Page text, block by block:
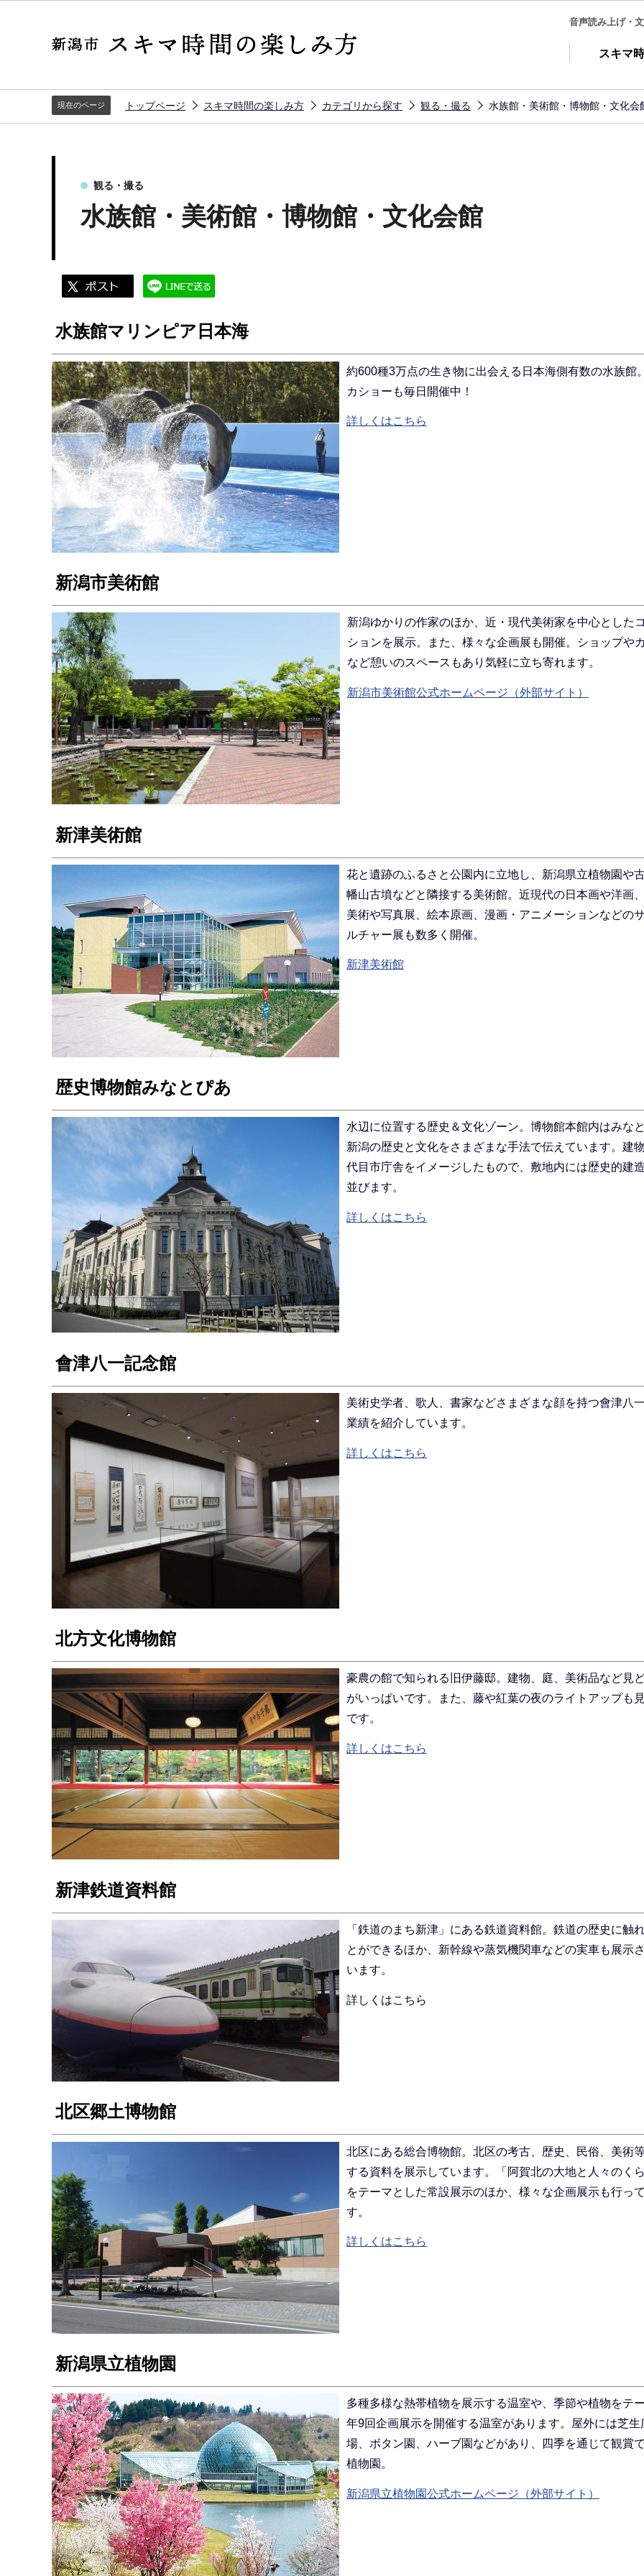
ジ
音声読み上げ・
スキマ
現在のページ トップページ スキマ時間の楽しみ方 カテゴリから探す 観る・撮る 水族館・美術館・博物館・文化会
観る・撮る
水族館・美術館・博物館・文化会館
水族館マリンピア日本海
約600種3万点の生き物に出会える日本海側有数の水族館
カショーも毎日開催中！
詳しくはこちら
新潟市美術館
新潟ゆかりの作家のほか、近・現代美術家を中心とした
ションを展示。また、様々な企画展も開催。ショップや
など憩いのスペースもあり気軽に立ち寄れます。
新潟市美術館公式ホームページ（外部サイト）
新津美術館
花と遺跡のふるさと公園内に立地し、新潟県立植物園や
幡山古墳などと隣接する美術館。近現代の日本画や洋画
美術や写真展、絵本原画、漫画・アニメーションなどの
ルチャー展も数多く開催。
新津美術館
歴史博物館みなとぴあ
水辺に位置する歴史＆文化ゾーン。博物館本館内はみな
新潟の歴史と文化をさまざまな手法で伝えています。建
代目市庁舎をイメージしたもので、敷地内には歴史的建
並びます。
詳しくはこちら
會津八一記念館
美術史学者、歌人、書家などさまざまな顔を持つ會津八
業績を紹介しています。
詳しくはこちら
北方文化博物館
豪農の館で知られる旧伊藤邸。建物、庭、美術品など見
がいっぱいです。また、藤や紅葉の夜のライトアップも
です。
詳しくはこちら
新津鉄道資料館
「鉄道のまち新津」にある鉄道資料館。鉄道の歴史に触
とができるほか、新幹線や蒸気機関車などの実車も展示
います。
詳しくはこちら
北区郷土博物館
北区にある総合博物館。北区の考古、歴史、民俗、美術
する資料を展示しています。「阿賀北の大地と人々のく
をテーマとした常設展示のほか、様々な企画展示も行っ
す。
詳しくはこちら
新潟県立植物園
多種多様な熱帯植物を展示する温室や、季節や植物をテ
年9回企画展示を開催する温室があります。屋外には芝生
場、ボタン園、ハーブ園などがあり、四季を通じて観賞
植物園。
新潟県立植物園公式ホームページ（外部サイト）